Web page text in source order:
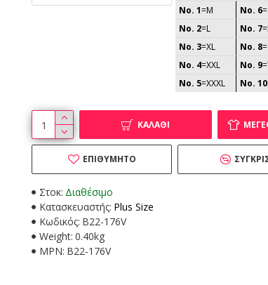
Στοκ: Διαθέσιμο
Κατασκευαστής: Plus Size
Κωδικός: B22-176V
Weight: 0.40kg
MPN: B22-176V
No. 1=M No. 6
No. 2=L No. 7
No. 3=XL No. 8
No. 4=XXL No. 9
No. 5=XXXL No. 10
ΚΑΛΆΘΙ
ΕΠΙΘΥΜΗΤΌ